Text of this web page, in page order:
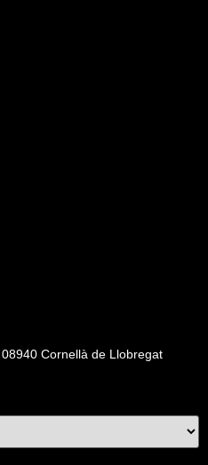
Cornellà de Llobregat